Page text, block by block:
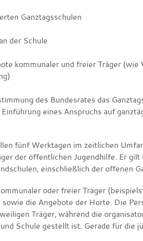
Ganztagsschulen
der Schule
kommunaler und freier Träger (wie
des Bundesrates das
eines Anspruchs auf
fünf Werktagen im zeitlichen
der öffentlichen Jugendhilfe. Er
einschließlich der offenen
oder freier Träger
die Angebote der Horte. Die
Träger, während die
Schule gestellt ist. Gerade für die